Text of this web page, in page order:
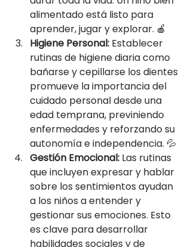
alimentado está listo para
aprender, jugar y explorar. 🍎
Higiene Personal: Establecer
rutinas de higiene diaria como
bañarse y cepillarse los dientes
promueve la importancia del
cuidado personal desde una
edad temprana, previniendo
enfermedades y reforzando su
autonomía e independencia. 💦
Gestión Emocional: Las rutinas
que incluyen expresar y hablar
sobre los sentimientos ayudan
a los niños a entender y
gestionar sus emociones. Esto
es clave para desarrollar
habilidades sociales y de